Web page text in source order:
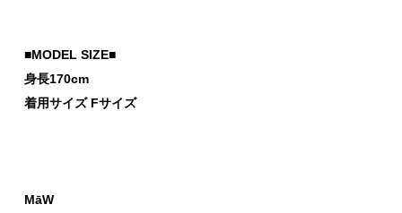
■MODEL SIZE■
身長170cm
着用サイズ Fサイズ
MāW